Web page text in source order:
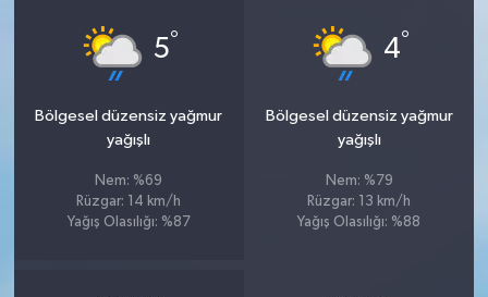
5°
Bölgesel düzensiz yağmur
yağışlı
Nem: %69
Rüzgar: 14 km/h
Yağış Olasılığı: %87
4°
Bölgesel düzensiz yağmur
yağışlı
Nem: %79
Rüzgar: 13 km/h
Yağış Olasılığı: %88